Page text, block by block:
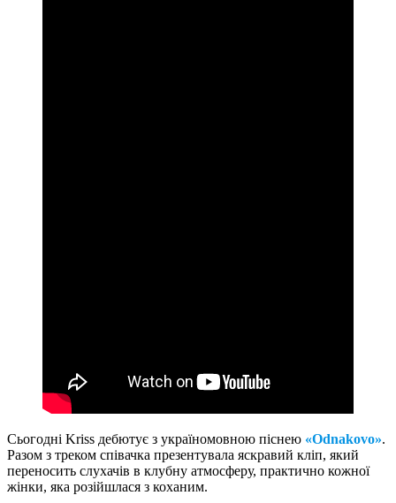
Сьогодні Kriss дебютує з україномовною піснею «Odnakovo».
Разом з треком співачка презентувала яскравий кліп, який
переносить слухачів в клубну атмосферу, практично кожної
жінки, яка розійшлася з коханим.